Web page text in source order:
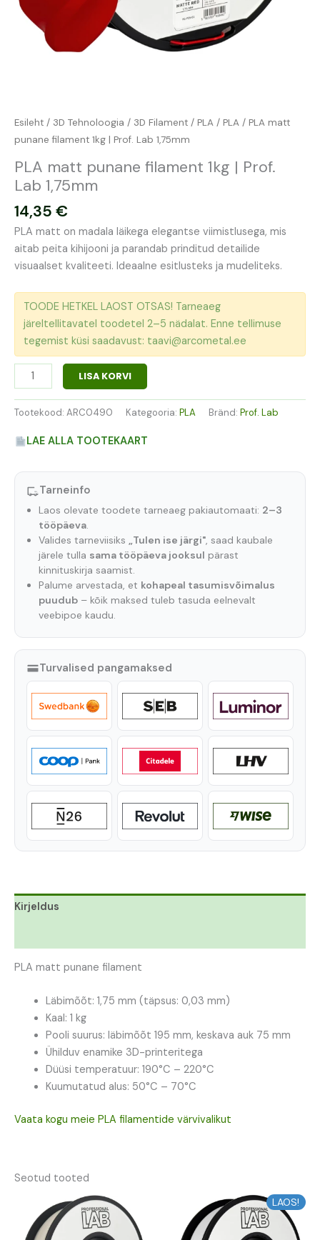
Esileht / 3D Tehnoloogia / 3D Filament / PLA / PLA / PLA matt
punane filament 1kg | Prof. Lab 1,75mm
PLA matt punane filament 1kg | Prof.
Lab 1,75mm
14,35 €
PLA matt on madala läikega elegantse viimistlusega, mis
aitab peita kihijooni ja parandab prinditud detailide
visuaalset kvaliteeti. Ideaalne esitlusteks ja mudeliteks.
TOODE HETKEL LAOST OTSAS! Tarneaeg
järeltellitavatel toodetel 2–5 nädalat. Enne tellimuse
tegemist küsi saadavust: taavi@arcometal.ee
LISA KORVI
Tootekood: ARC0490 Kategooria: PLA Bränd: Prof. Lab
LAE ALLA TOOTEKAART
Tarneinfo
Laos olevate toodete tarneaeg pakiautomaati: 2–3
tööpäeva.
Valides tarneviisiks „Tulen ise järgi", saad kaubale
järele tulla sama tööpäeva jooksul pärast
kinnituskirja saamist.
Palume arvestada, et kohapeal tasumisvõimalus
puudub– kõik maksed tuleb tasuda eelnevalt
veebipoe kaudu.
Turvalised pangamaksed
Kirjeldus
PLA matt punane filament
Läbimõõt: 1,75 mm (täpsus: 0,03 mm)
Kaal: 1 kg
Pooli suurus: läbimõõt 195 mm, keskava auk 75 mm
Ühilduv enamike 3D-printeritega
Düüsi temperatuur: 190°C – 220°C
Kuumutatud alus: 50°C – 70°C
Vaata kogu meie PLA filamentide värvivalikut
Seotud tooted
LAOS!